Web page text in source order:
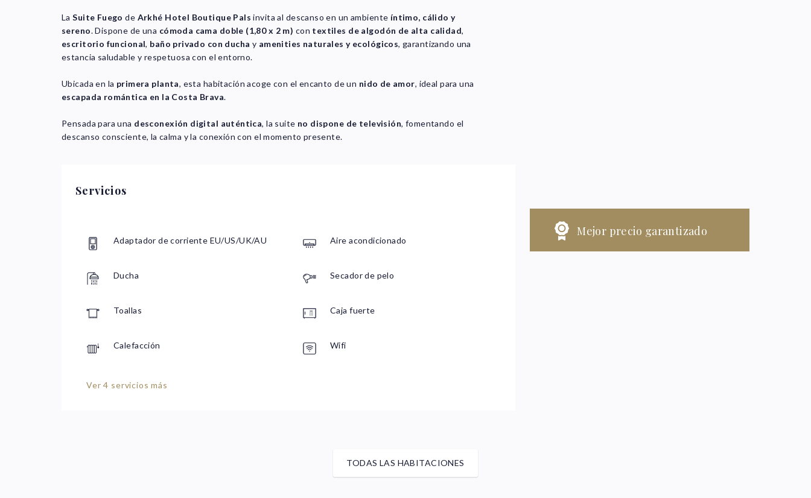
Mejor precio garantizado
LaSuite Fuego de Arkhé Hotel Boutique Pals invita al descanso en un ambiente íntimo, cálido y
sereno. Dispone de una cómoda cama doble (1,80 x 2 m) con textiles de algodón de alta calidad,
escritorio funcional, baño privado con ducha y amenities naturales y ecológicos, garantizando una
estancia saludable y respetuosa con el entorno.
Ubicada en la primera planta, esta habitación acoge con el encanto de un nido de amor, ideal para una
escapada romántica en la Costa Brava.
Pensada para una desconexión digital auténtica, la suite no dispone de televisión, fomentando el
descanso consciente, la calma y la conexión con el momento presente.
Servicios
Adaptador de corriente EU/US/UK/AU
Ducha
Toallas
Calefacción
Aire acondicionado
Secador de pelo
Caja fuerte
Wifi
Ver 4 servicios más
TODAS LAS HABITACIONES